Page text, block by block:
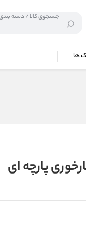
ها
پارچه ای